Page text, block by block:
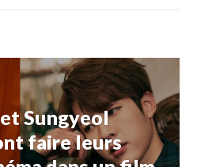
Sungyeol
faire leurs